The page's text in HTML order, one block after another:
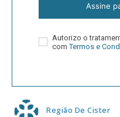
Assine
Autorizo o
comTermos e
Região De Cister